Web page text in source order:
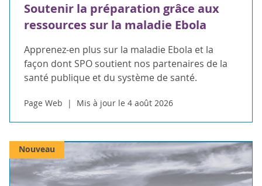
Soutenir la préparation grâce aux
ressources sur la maladie Ebola
Apprenez-en plus sur la maladie Ebola et la
façon dont SPO soutient nos partenaires de la
santé publique et du système de santé.
Page Web Mis à jour le 4 août 2026
Nouveau